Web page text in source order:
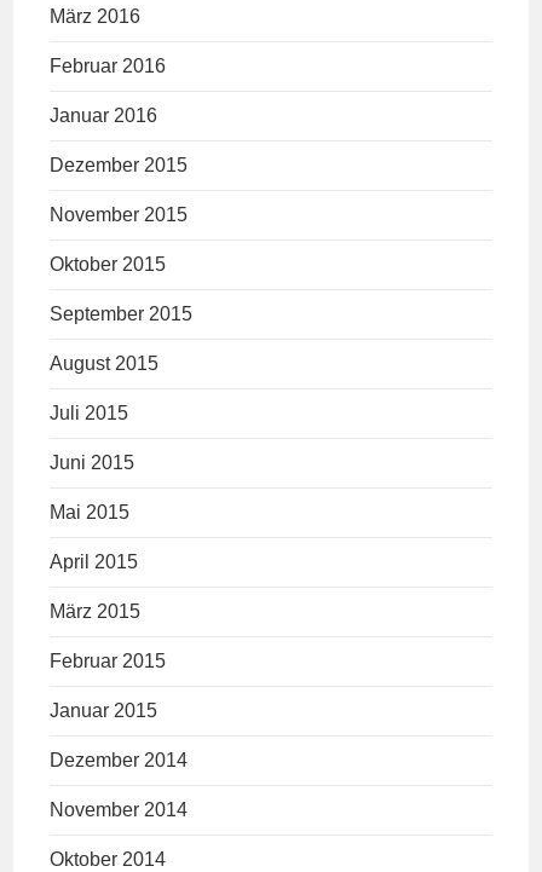
März 2016
Februar 2016
Januar 2016
Dezember 2015
November 2015
Oktober 2015
September 2015
August 2015
Juli 2015
Juni 2015
Mai 2015
April 2015
März 2015
Februar 2015
Januar 2015
Dezember 2014
November 2014
Oktober 2014